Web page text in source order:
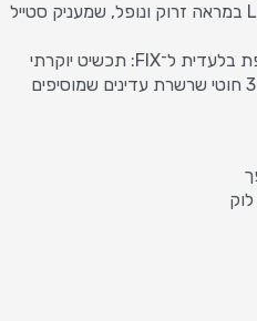
העיצוב הייחודי כולל פרנז בצורת L במראה זרוק ונופל, שמעניק סטייל
בנוסף, המטפחת מגיעה עם תוספת בלעדית ל־FIX: תכשיט יוקרתי
בצורת S משובץ זרקונים, בשילוב 3 חוטי שרשרת עדינים שמוסיפים